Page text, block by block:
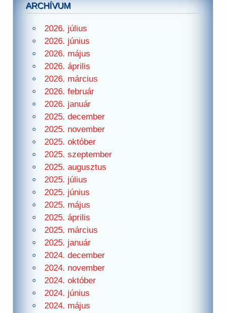
ARCHÍVUM
2026. július
2026. június
2026. május
2026. április
2026. március
2026. február
2026. január
2025. december
2025. november
2025. október
2025. szeptember
2025. augusztus
2025. július
2025. június
2025. május
2025. április
2025. március
2025. január
2024. december
2024. november
2024. október
2024. június
2024. május